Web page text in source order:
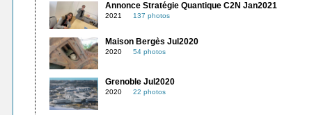
Annonce Stratégie Quantique C2N Jan2021
2021 137 photos
Maison Bergès Jul2020
2020 54 photos
Grenoble Jul2020
2020 22 photos